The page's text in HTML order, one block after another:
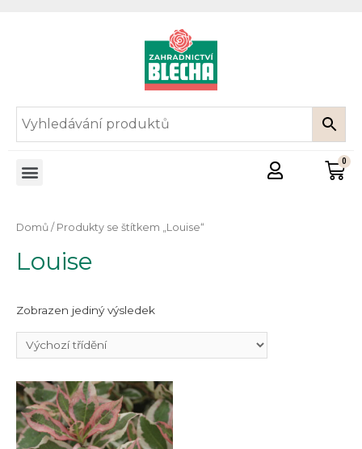
Domů / Produkty se štítkem „Louise“
Louise
Zobrazen jediný výsledek